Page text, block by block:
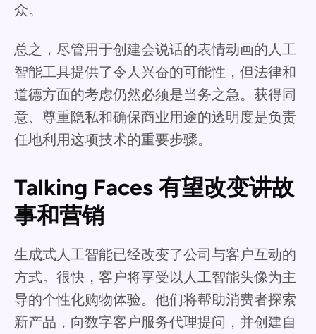
众。
总之，尽管用于创建会说话的表情动画的人工
智能工具提供了令人兴奋的可能性，但法律和
道德方面的考虑仍然必须是当务之急。获得同
意、尊重隐私和确保商业用途的透明度是负责
任地利用这项技术的重要步骤。
Talking Faces 有望改变讲故
事和营销
生成式人工智能已经改变了公司与客户互动的
方式。很快，客户将享受以人工智能头像为主
导的个性化购物体验。他们将帮助消费者探索
新产品，向数字客户服务代理提问，并创建自